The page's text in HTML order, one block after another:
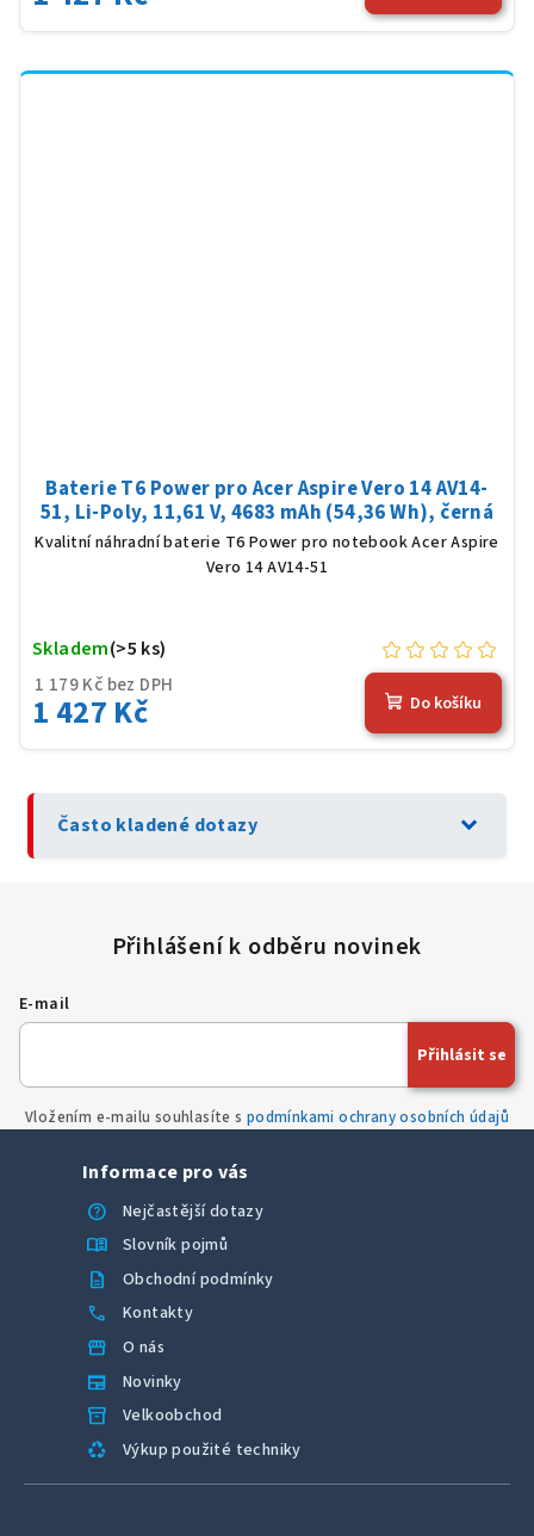
Baterie T6 Power pro Acer Aspire Vero 14 AV14-
51, Li-Poly, 11,61 V, 4683 mAh (54,36 Wh), černá
Kvalitní náhradní baterie T6 Power pro notebook Acer Aspire
Vero 14 AV14-51
1 179 Kč bez DPH
1 427 Kč
Skladem(>5 ks)
Do košíku
Často kladené dotazy expand_more
E-mail
Vložením e-mailu souhlasíte s podmínkami ochrany osobních údajů
Přihlásit se
Informace pro vás
help
Nejčastější dotazy
menu_book Slovník pojmů
description Obchodní podmínky
call Kontakty
storefront O nás
newspaper Novinky
inventory_2 Velkoobchod
recycling Výkup použité techniky